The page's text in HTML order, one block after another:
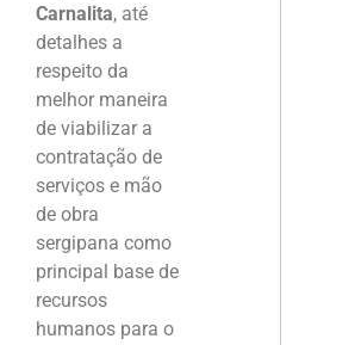
Carnalita, até
detalhes a
respeito da
melhor maneira
de viabilizar a
contratação de
serviços e mão
de obra
sergipana como
principal base de
recursos
humanos para o